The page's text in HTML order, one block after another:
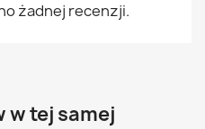
żadnej recenzji.
w tej samej